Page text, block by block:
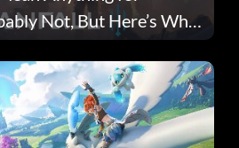
Not, But Here’s Why